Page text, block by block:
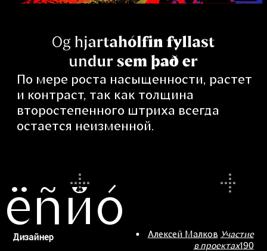
По мере роста насыщенности, растет
и контраст, так как толщина
второстепенного штриха всегда
остается неизменной.
ёñйó
Дизайнер Алексей Малков Участие
в проектах190